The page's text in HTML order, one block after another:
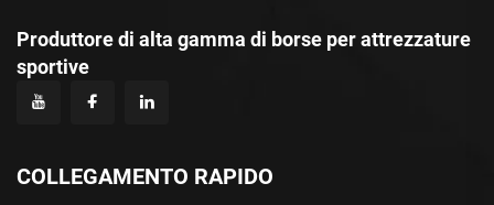
Produttore di alta gamma di borse per attrezzature
sportive
COLLEGAMENTO RAPIDO